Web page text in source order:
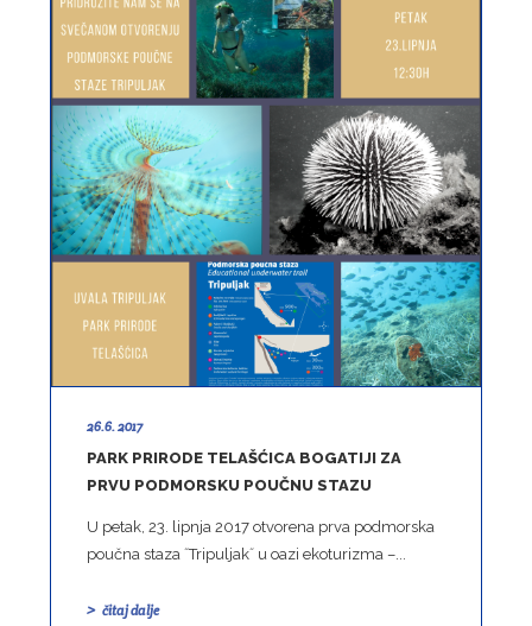
26.6. 2017
PARK PRIRODE TELAŠĆICA BOGATIJI ZA
PRVU PODMORSKU POUČNU STAZU
U petak, 23. lipnja 2017 otvorena prva podmorska
poučna staza ˝Tripuljak˝ u oazi ekoturizma –...
čitaj dalje